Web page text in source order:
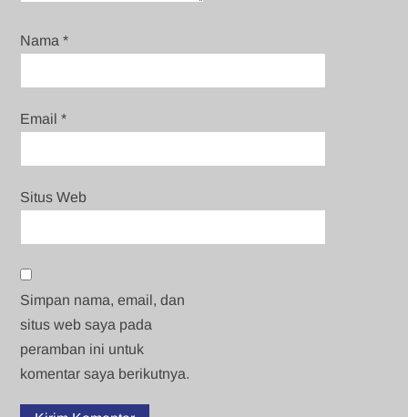
Nama*
Email*
Situs Web
Simpan nama, email, dan
situs web saya pada
peramban ini untuk
komentar saya berikutnya.